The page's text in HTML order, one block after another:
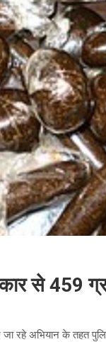
से 459
जा रहे अभियान के तहत